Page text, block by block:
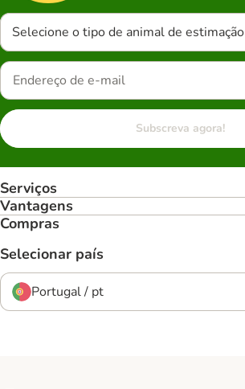
Selecione o tipo de animal de estimação
Subscreva agora!
Serviços
Vantagens
Compras
Selecionar país
Portugal / pt